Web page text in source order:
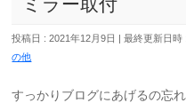
投稿日 : 2021年12月9日 最終更新日時
の他
すっかりブログにあげるの忘